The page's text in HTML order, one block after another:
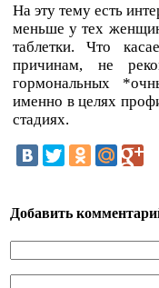
На эту тему есть
меньше у тех
таблетки. Что
причинам, не
гормональных
именно в целях
стадиях.
Добавить